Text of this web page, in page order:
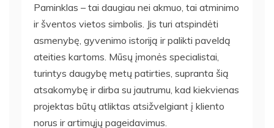
Paminklas – tai daugiau nei akmuo, tai atminimo
ir šventos vietos simbolis. Jis turi atspindėti
asmenybę, gyvenimo istoriją ir palikti paveldą
ateities kartoms. Mūsų įmonės specialistai,
turintys daugybę metų patirties, supranta šią
atsakomybę ir dirba su jautrumu, kad kiekvienas
projektas būtų atliktas atsižvelgiant į kliento
norus ir artimųjų pageidavimus.